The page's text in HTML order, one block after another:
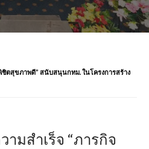
ชิตสุขภาพดี” สนับสนุนกทม. ในโครงการสร้าง
ามสำเร็จ “ภารกิจ